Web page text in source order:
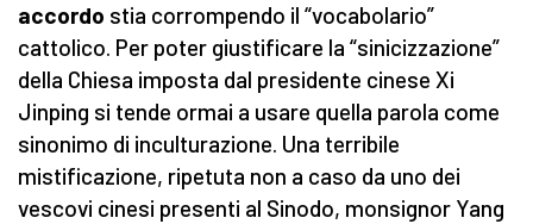
accordo stia corrompendo il “vocabolario”
cattolico. Per poter giustificare la “sinicizzazione”
della Chiesa imposta dal presidente cinese Xi
Jinping si tende ormai a usare quella parola come
sinonimo di inculturazione. Una terribile
mistificazione, ripetuta non a caso da uno dei
vescovi cinesi presenti al Sinodo, monsignor Yang